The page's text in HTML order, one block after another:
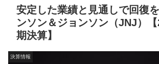
安定した業績と見通しで回復
ンソン＆ジョンソン（JNJ）【
期決算】
決算情報